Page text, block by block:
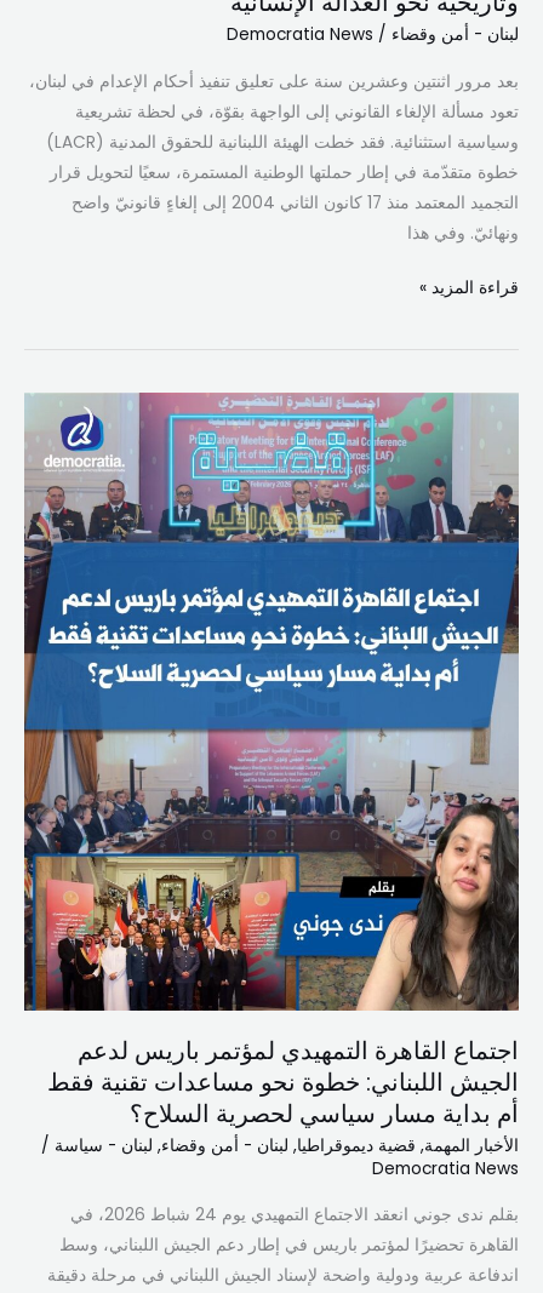
لبنان - أمن وقضاء /
Democratia News
بعد مرور اثنتين وعشرين سنة على تعليق تنفيذ أحكام الإعدام في لبنان،
تعود مسألة الإلغاء القانوني إلى الواجهة بقوّة، في لحظة تشريعية
وسياسية استثنائية. فقد خطت الهيئة اللبنانية للحقوق المدنية (LACR)
خطوة متقدّمة في إطار حملتها الوطنية المستمرة، سعيًا لتحويل قرار
التجميد المعتمد منذ 17 كانون الثاني 2004 إلى إلغاءٍ قانونيّ واضح
ونهائيّ. وفي هذا
قراءة المزيد »
اجتماع القاهرة التمهيدي لمؤتمر باريس لدعم
الجيش اللبناني: خطوة نحو مساعدات تقنية فقط
أم بداية مسار سياسي لحصرية السلاح؟
الأخبار المهمة, قضية ديموقراطيا, لبنان - أمن وقضاء, لبنان - سياسة /
Democratia News
بقلم ندى جوني انعقد الاجتماع التمهيدي يوم 24 شباط 2026، في
القاهرة تحضيرًا لمؤتمر باريس في إطار دعم الجيش اللبناني، وسط
اندفاعة عربية ودولية واضحة لإسناد الجيش اللبناني في مرحلة دقيقة
لمؤتمر
باريس
لدعم
الجيش
اللبناني:
خطوة
نحو
مساعدات
تقنية
فقط
أم
بداية
مسار
سياسي
لحصرية
السلاح؟